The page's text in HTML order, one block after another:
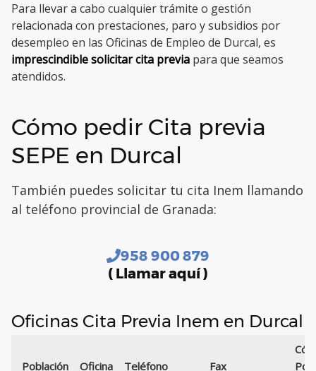
Para llevar a cabo cualquier trámite o gestión
relacionada con prestaciones, paro y subsidios por
desempleo en las Oficinas de Empleo de Durcal, es
imprescindible solicitar cita previa para que seamos
atendidos.
Cómo pedir Cita previa
SEPE en Durcal
También puedes solicitar tu cita Inem llamando
al teléfono provincial de Granada:
958 900 879
( Llamar aquí )
Oficinas Cita Previa Inem en Durcal
Población Oficina Teléfono Fax